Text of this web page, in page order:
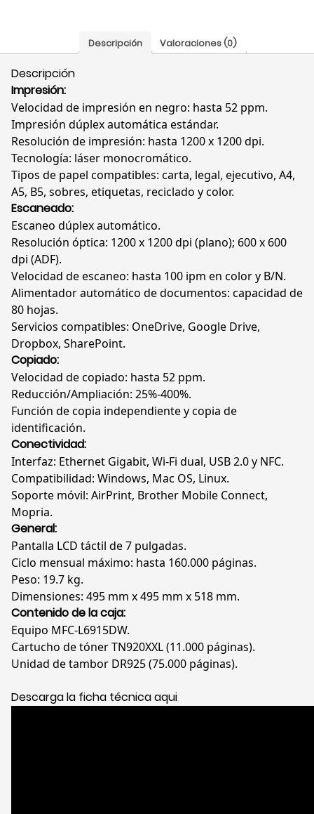
Wifi,
Gigabit
Hi-
Speed,
USB,
Fax,
dúplex
cantidad
Descripción Valoraciones (0)
Descripción
Impresión:
Velocidad de impresión en negro: hasta 52 ppm.
Impresión dúplex automática estándar.
Resolución de impresión: hasta 1200 x 1200 dpi.
Tecnología: láser monocromático.
Tipos de papel compatibles: carta, legal, ejecutivo, A4,
A5, B5, sobres, etiquetas, reciclado y color.
Escaneado:
Escaneo dúplex automático.
Resolución óptica: 1200 x 1200 dpi (plano); 600 x 600
dpi (ADF).
Velocidad de escaneo: hasta 100 ipm en color y B/N.
Alimentador automático de documentos: capacidad de
80 hojas.
Servicios compatibles: OneDrive, Google Drive,
Dropbox, SharePoint.
Copiado:
Velocidad de copiado: hasta 52 ppm.
Reducción/Ampliación: 25%-400%.
Función de copia independiente y copia de
identificación.
Conectividad:
Interfaz: Ethernet Gigabit, Wi-Fi dual, USB 2.0 y NFC.
Compatibilidad: Windows, Mac OS, Linux.
Soporte móvil: AirPrint, Brother Mobile Connect,
Mopria.
General:
Pantalla LCD táctil de 7 pulgadas.
Ciclo mensual máximo: hasta 160.000 páginas.
Peso: 19.7 kg.
Dimensiones: 495 mm x 495 mm x 518 mm.
Contenido de la caja:
Equipo MFC-L6915DW.
Cartucho de tóner TN920XXL (11.000 páginas).
Unidad de tambor DR925 (75.000 páginas).
Descarga la ficha técnica aqui